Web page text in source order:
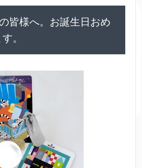
皆様へ。お誕生日おめ
。